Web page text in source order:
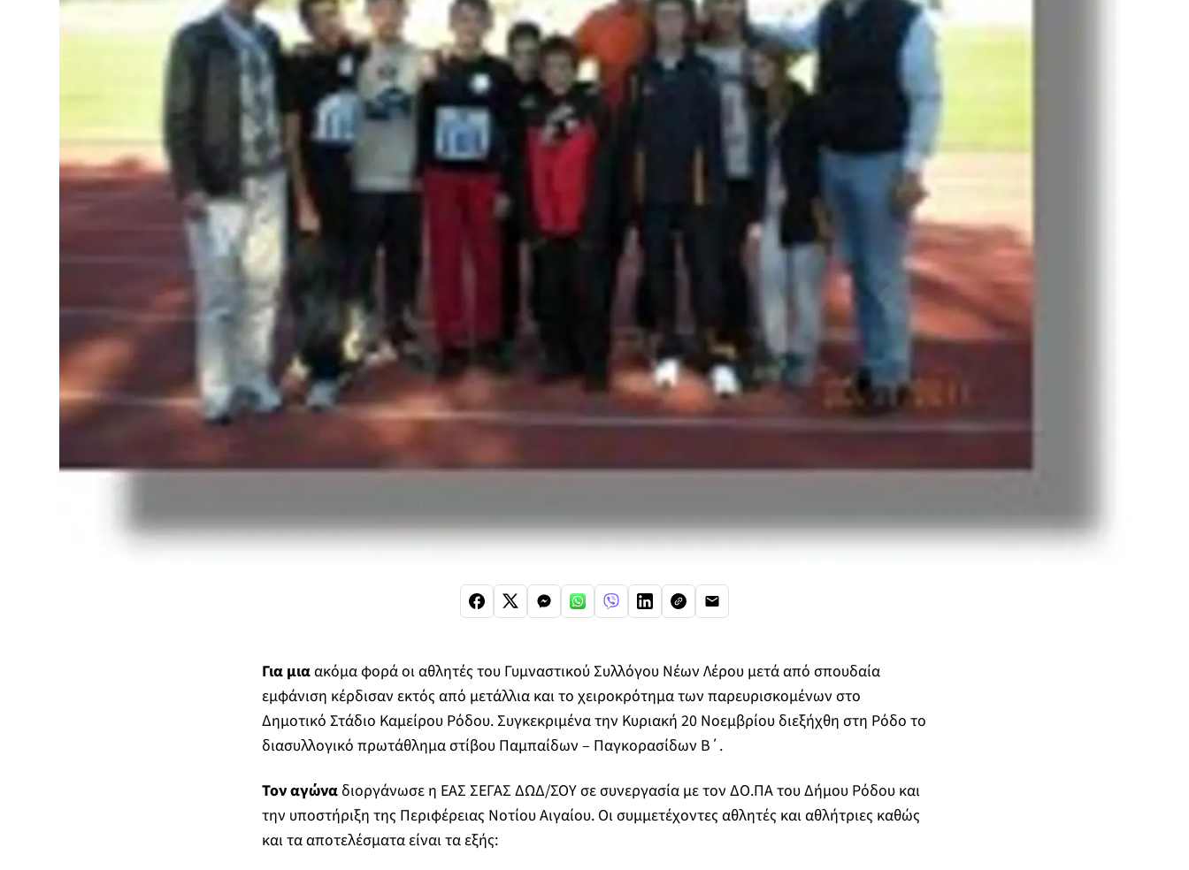
Για μιαακόμα φορά οι αθλητές του Γυμναστικού Συλλόγου Νέων Λέρου μετά από σπουδαία
εμφάνιση κέρδισαν εκτός από μετάλλια και το χειροκρότημα των παρευρισκομένων στο
Δημοτικό Στάδιο Καμείρου Ρόδου. Συγκεκριμένα την Κυριακή 20 Νοεμβρίου διεξήχθη στη Ρόδο το
διασυλλογικό πρωτάθλημα στίβου Παμπαίδων – Παγκορασίδων Β΄.
Τον αγώνα διοργάνωσε η ΕΑΣ ΣΕΓΑΣ ΔΩΔ/ΣΟΥ σε συνεργασία με τον ΔΟ.ΠΑ του Δήμου Ρόδου και
την υποστήριξη της Περιφέρειας Νοτίου Αιγαίου. Οι συμμετέχοντες αθλητές και αθλήτριες καθώς
και τα αποτελέσματα είναι τα εξής: